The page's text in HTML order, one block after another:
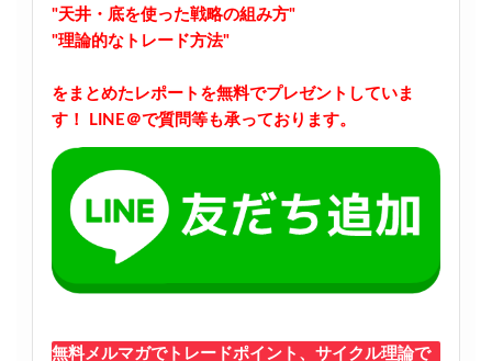
"天井・底を使った戦略の組み方"
"理論的なトレード方法"
をまとめたレポートを無料でプレゼントしていま
す！
LINE＠で質問等も承っております。
無料メルマガでトレードポイント、サイクル理論で